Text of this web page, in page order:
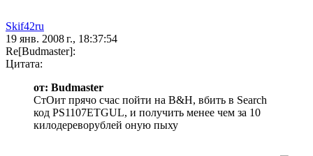
Skif42ru
19 янв. 2008 г., 18:37:54
Re[Budmaster]:
Цитата:
от: Budmaster
СтОит прячо счас пойти на B&H, вбить в Search
код PS1107ETGUL, и получить менее чем за 10
килодереворублей оную пыху